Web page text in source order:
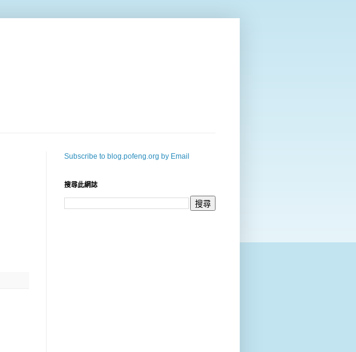
Subscribe to blog.pofeng.org by Email
搜尋此網誌